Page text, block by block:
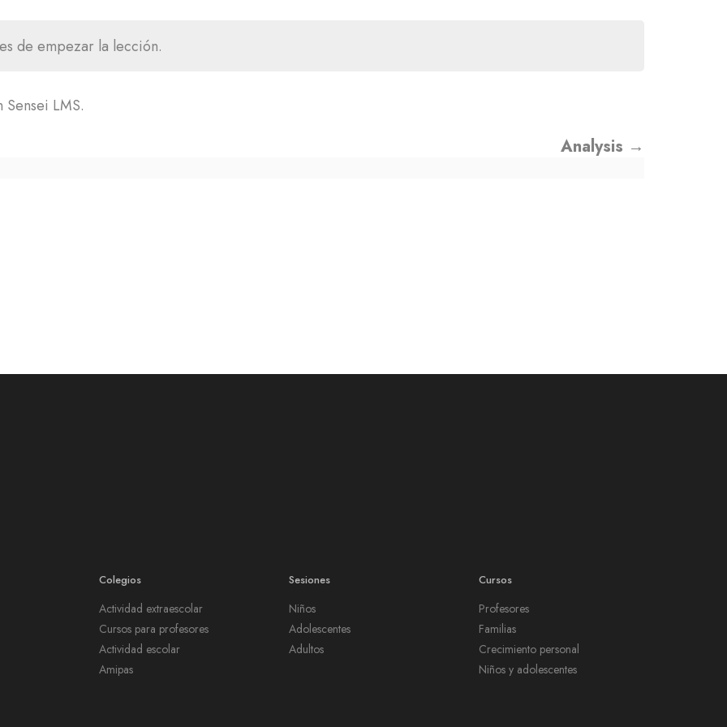
de empezar la lección.
LMS.
Analysis
Colegios
Actividad extraescolar
Cursos para profesores
Actividad escolar
Amipas
Sesiones
Niños
Adolescentes
Adultos
Cursos
Profesores
Familias
Crecimiento personal
Niños y adolescentes